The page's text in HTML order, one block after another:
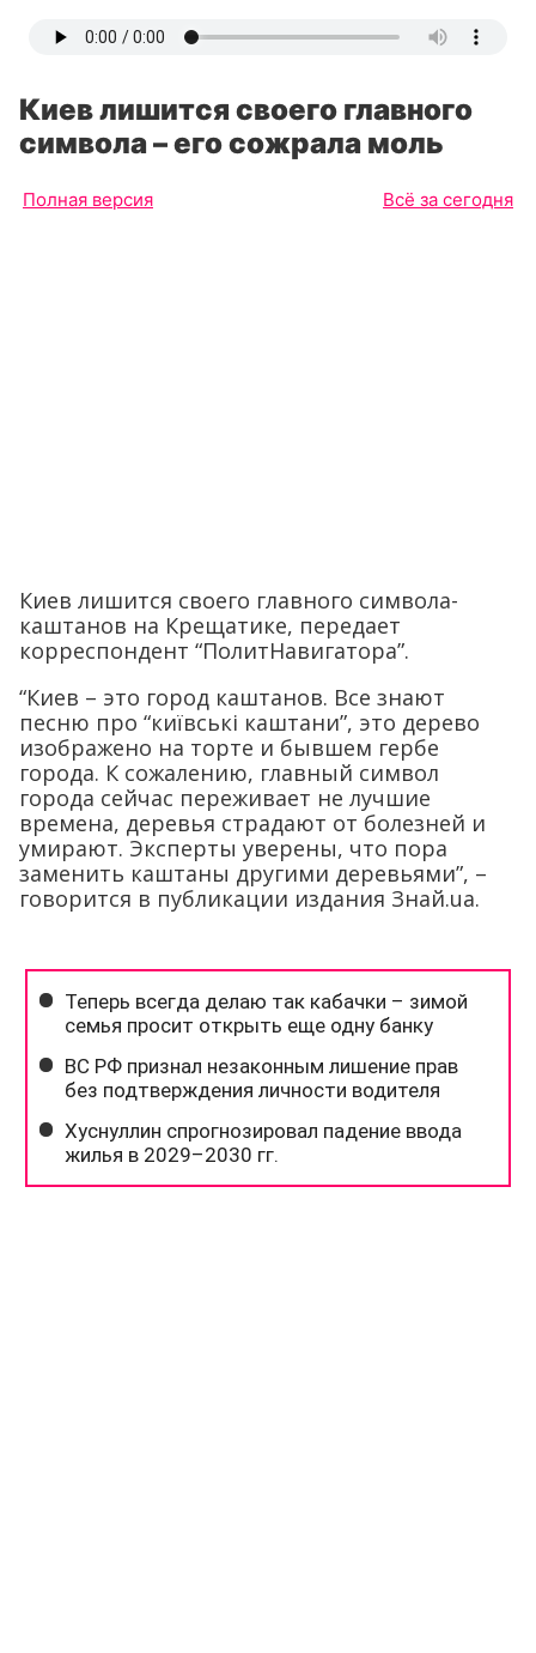
Киев лишится своего главного
символа – его сожрала моль
Полная версия Всё за сегодня
Киев лишится своего главного символа-
каштанов на Крещатике, передает
корреспондент “ПолитНавигатора”.
“Киев – это город каштанов. Все знают
песню про “київські каштани”, это дерево
изображено на торте и бывшем гербе
города. К сожалению, главный символ
города сейчас переживает не лучшие
времена, деревья страдают от болезней и
умирают. Эксперты уверены, что пора
заменить каштаны другими деревьями”, –
говорится в публикации издания Знай.ua.